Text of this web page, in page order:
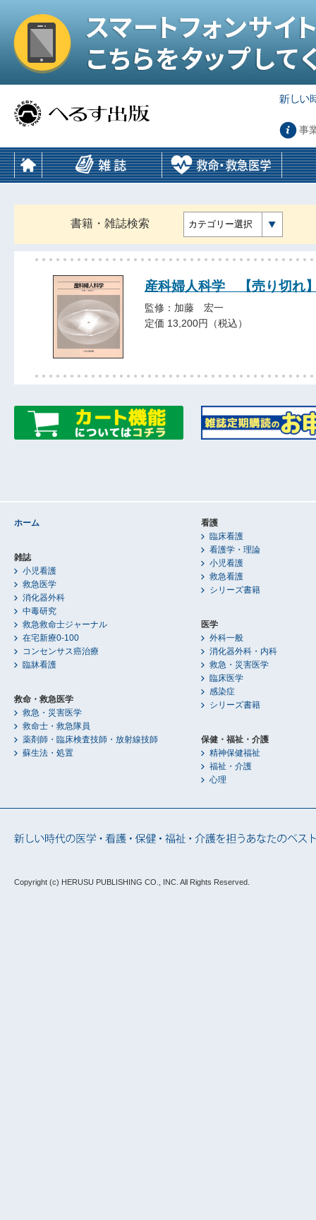
事
書籍・雑誌検索 カテゴリー選択
産科婦人科学 【売り切れ
監修：加藤 宏一
定価 13,200円（税込）
ホーム
雑誌
小児看護
救急医学
消化器外科
中毒研究
救急救命士ジャーナル
在宅新療0-100
コンセンサス癌治療
臨牀看護
救命・救急医学
救急・災害医学
救命士・救急隊員
薬剤師・臨床検査技師・放射線技師
蘇生法・処置
看護
臨床看護
看護学・理論
小児看護
救急看護
シリーズ書籍
医学
外科一般
消化器外科・内科
救急・災害医学
臨床医学
感染症
シリーズ書籍
保健・福祉・介護
精神保健福祉
福祉・介護
心理
Copyright (c) HERUSU PUBLISHING CO., INC. All Rights Reserved.